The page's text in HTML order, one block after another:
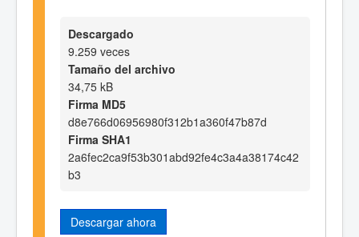
Descargado
9.259 veces
Tamaño del archivo
34,75 kB
Firma MD5
d8e766d06956980f312b1a360f47b87d
Firma SHA1
2a6fec2ca9f53b301abd92fe4c3a4a38174c42
b3
Descargar ahora